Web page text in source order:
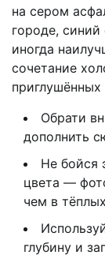
на сером
городе, синий
иногда
сочетание
приглушённых
Обрати
дополнить
Не бойся
цвета —
чем в
глубину и